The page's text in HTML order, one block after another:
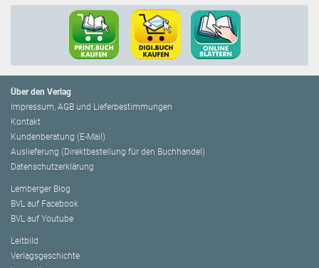
Über den Verlag
Impressum, AGB und Lieferbestimmungen
Kontakt
Kundenberatung (E-Mail)
Auslieferung (Direktbestellung für den Buchhandel)
Datenschutzerklärung
Lemberger Blog
BVL auf Facebook
BVL auf Youtube
Leitbild
Verlagsgeschichte